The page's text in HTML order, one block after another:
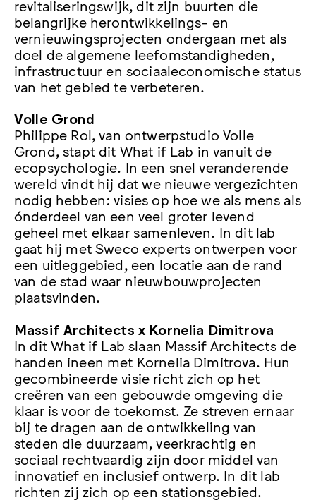
revitaliseringswijk, dit zijn buurten die
belangrijke herontwikkelings- en
vernieuwingsprojecten ondergaan met als
doel de algemene leefomstandigheden,
infrastructuur en sociaaleconomische status
van het gebied te verbeteren.
Volle Grond
Philippe Rol, van ontwerpstudio Volle
Grond, stapt dit What if Lab in vanuit de
ecopsychologie. In een snel veranderende
wereld vindt hij dat we nieuwe vergezichten
nodig hebben: visies op hoe we als mens als
ónderdeel van een veel groter levend
geheel met elkaar samenleven. In dit lab
gaat hij met Sweco experts ontwerpen voor
een uitleggebied, een locatie aan de rand
van de stad waar nieuwbouwprojecten
plaatsvinden.
Massif Architects x Kornelia Dimitrova
In dit What if Lab slaan Massif Architects de
handen ineen met Kornelia Dimitrova. Hun
gecombineerde visie richt zich op het
creëren van een gebouwde omgeving die
klaar is voor de toekomst. Ze streven ernaar
bij te dragen aan de ontwikkeling van
steden die duurzaam, veerkrachtig en
sociaal rechtvaardig zijn door middel van
innovatief en inclusief ontwerp. In dit lab
richten zij zich op een stationsgebied.